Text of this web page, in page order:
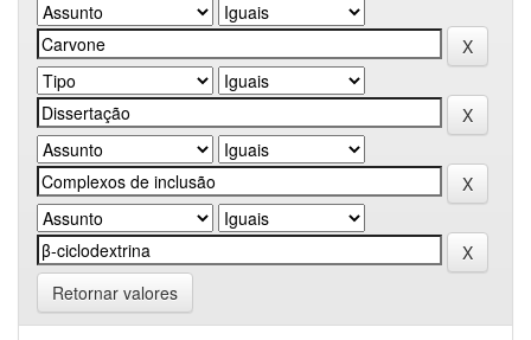
Retornar valores